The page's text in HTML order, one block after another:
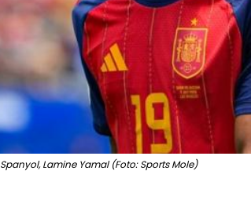
Lamine Yamal (Foto: Sports Mole)